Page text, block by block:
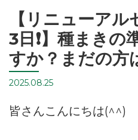
【リニューア
3日❗️】種まき
すか？まだの方
2025.08.25
皆さんこんにちは(^^)